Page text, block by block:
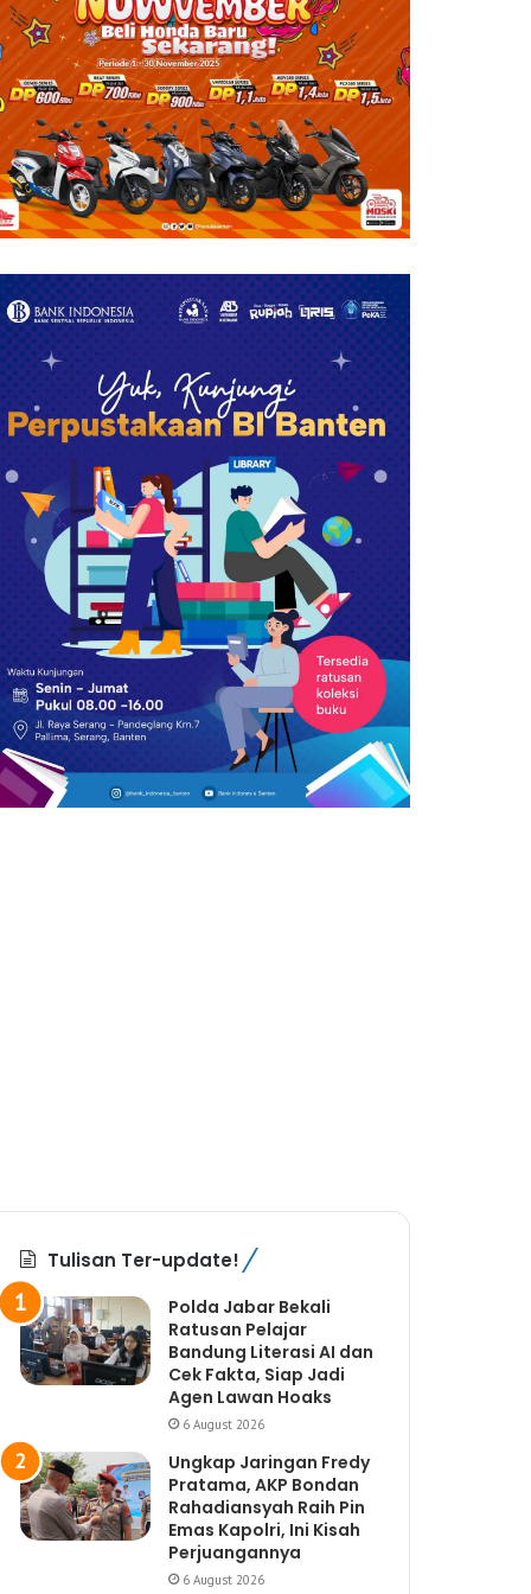
Tulisan Ter-update!
Polda Jabar Bekali
Ratusan Pelajar
Bandung Literasi AI dan
Cek Fakta, Siap Jadi
Agen Lawan Hoaks
6 August 2026
Ungkap Jaringan Fredy
Pratama, AKP Bondan
Rahadiansyah Raih Pin
Emas Kapolri, Ini Kisah
Perjuangannya
6 August 2026